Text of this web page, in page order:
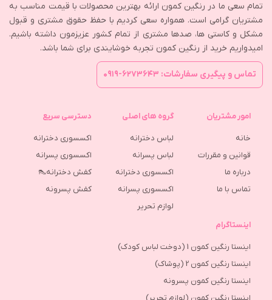
تمام سعی ما در رنگین کمون ارائه بهترین محصولات با قیمت مناسب به
مشتریان گرامی است. همواره سعی کردیم با حفظ حقوق مشتری و قبول
مشکل و کاستی ها، صدها مشتری از تمام کشور عزیزمون داشته باشیم.
امیدواریم خرید از رنگین کمون تجربه خوشایندی برای شما باشد.
تماس و پیگیری سفارشات: ۶۲۷۳۶۴۳-۰۹۱۹
امور مشتریان
خانه
قوانین و مقررات
درباره ما
تماس با ما
گروه های اصلی
لباس دخترانه
لباس پسرانه
اکسسوری دخترانه
اکسسوری پسرانه
لوازم تحریر
دسترسی سریع
اکسسوری دخترانه
اکسسوری پسرانه
کفش دخترانه👠
كفش پسرونه
اینستاگرام
اینستا رنگین کمون 1 (دوخت لباس کودک)
اینستا رنگین کمون 2 (پوشاک)
اینستا رنگین کمون پسرونه